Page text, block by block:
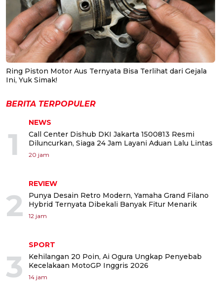
Ring Piston Motor Aus Ternyata Bisa Terlihat dari Gejala
Ini, Yuk Simak!
BERITA TERPOPULER
1
NEWS
Call Center Dishub DKI Jakarta 1500813 Resmi
Diluncurkan, Siaga 24 Jam Layani Aduan Lalu Lintas
20 jam
2
REVIEW
Punya Desain Retro Modern, Yamaha Grand Filano
Hybrid Ternyata Dibekali Banyak Fitur Menarik
12 jam
3
SPORT
Kehilangan 20 Poin, Ai Ogura Ungkap Penyebab
Kecelakaan MotoGP Inggris 2026
14 jam